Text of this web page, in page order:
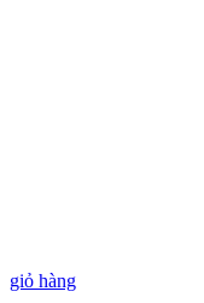
giỏ hàng